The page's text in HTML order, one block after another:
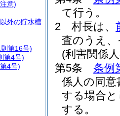
て行う。
2
村長は、
査のうえ
(利害関係
第5条
条例
係人の同
する場合
する。
意)
外の貯水槽
第16号)
第4号)
4号)